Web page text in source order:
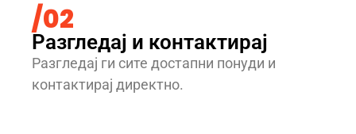
/02
Разгледај и контактирај
Разгледај ги сите достапни понуди и
контактирај директно.